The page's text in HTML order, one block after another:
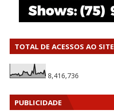
TOTAL DE ACESSOS AO SITE
8,416,736
PUBLICIDADE